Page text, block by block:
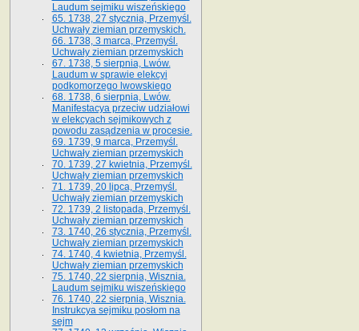
Laudum sejmiku wiszeńskiego
65. 1738, 27 stycznia, Przemyśl.
Uchwały ziemian przemyskich­­.
66. 1738, 3 marca, Przemyśl.
Uchwały ziemian przemyskich­
67. 1738, 5 sierpnia, Lwów.
Laudum w sprawie elekcyi
podkomorzego lwowskiego
68. 1738, 6 sierpnia, Lwów.
Manifestacya przeciw udziałowi
w elekcyach sejmikowych z
powodu zasądzenia w procesie.
69. 1739, 9 marca, Przemyśl.
Uchwały ziemian przemyskich
70. 1739, 27 kwietnia, Przemyśl.
Uchwały ziemian przemyskich
71. 1739, 20 lipca, Przemyśl.
Uchwały ziemian przemyskich
72. 1739, 2 listopada, Przemyśl.
Uchwały ziemian przemyskich
73. 1740, 26 stycznia, Przemyśl.
Uchwały ziemian przemyskich
74. 1740, 4 kwietnia, Przemyśl.
Uchwały ziemian przemyskich
75. 1740, 22 sierpnia, Wisznia.
Laudum sejmiku wiszeńskiego
76. 1740, 22 sierpnia, Wisznia.
Instrukcya sejmiku posłom na
sejm